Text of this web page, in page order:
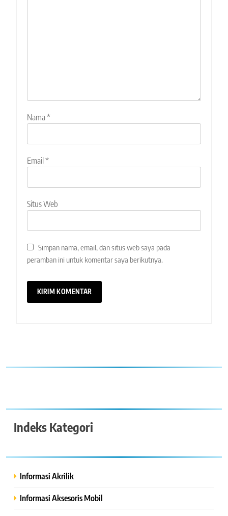
Nama*
Email *
Situs Web
Simpan nama, email, dan situs web saya pada
peramban ini untuk komentar saya berikutnya.
Indeks Kategori
Informasi Akrilik
Informasi Aksesoris Mobil